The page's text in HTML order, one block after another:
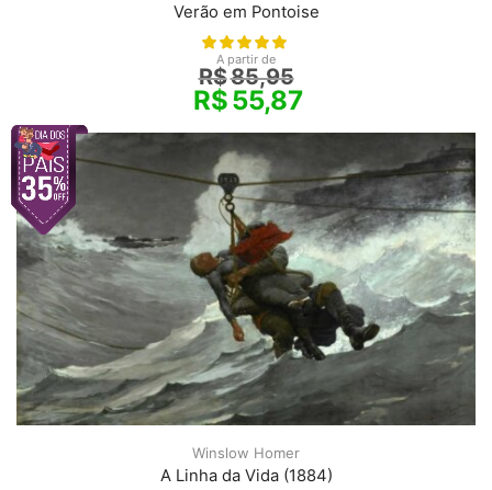
Verão em Pontoise
A partir de
R$85,95
R$55,87
Winslow Homer
A Linha da Vida (1884)